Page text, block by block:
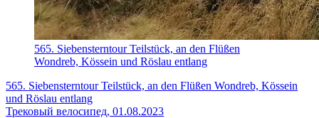
565. Siebensterntour Teilstück, an den Flüßen
Wondreb, Kössein und Röslau entlang
565. Siebensterntour Teilstück, an den Flüßen Wondreb, Kössein
und Röslau entlang
Трековый велосипед, 01.08.2023